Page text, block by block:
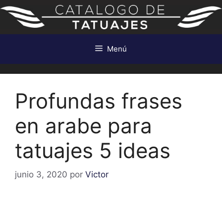
Saltar
contenido
Menú
Profundas frases
en arabe para
tatuajes 5 ideas
junio 3, 2020 por Victor